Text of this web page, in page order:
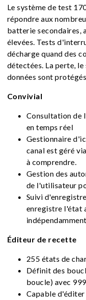
Le système de test
répondre aux
batterie secondaires,
élevées. Tests
décharge quand des
détectées. La perte,
données sont
Convivial
Consultation de
en temps réel
Gestionnaire
canal est géré
à comprendre.
Gestion des
de l'utilisateur
Suivi
enregistre l'état
indépendamment
Éditeur de recette
255 états de
Définit des
boucle) avec
Capable